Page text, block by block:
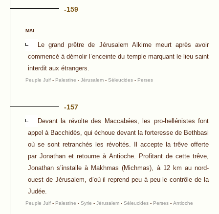
-159
MAI
Le grand prêtre de Jérusalem Alkime meurt après avoir
commencé à démolir l’enceinte du temple marquant le lieu saint
interdit aux étrangers.
Peuple Juif - Palestine - Jérusalem - Séleucides - Perses
-157
Devant la révolte des Maccabées, les pro-hellénistes font
appel à Bacchidès, qui échoue devant la forteresse de Bethbasi
où se sont retranchés les révoltés. Il accepte la trêve offerte
par Jonathan et retourne à Antioche. Profitant de cette trêve,
Jonathan s’installe à Makhmas (Michmas), à 12 km au nord-
ouest de Jérusalem, d’où il reprend peu à peu le contrôle de la
Judée.
Peuple Juif - Palestine - Syrie - Jérusalem - Séleucides - Perses - Antioche